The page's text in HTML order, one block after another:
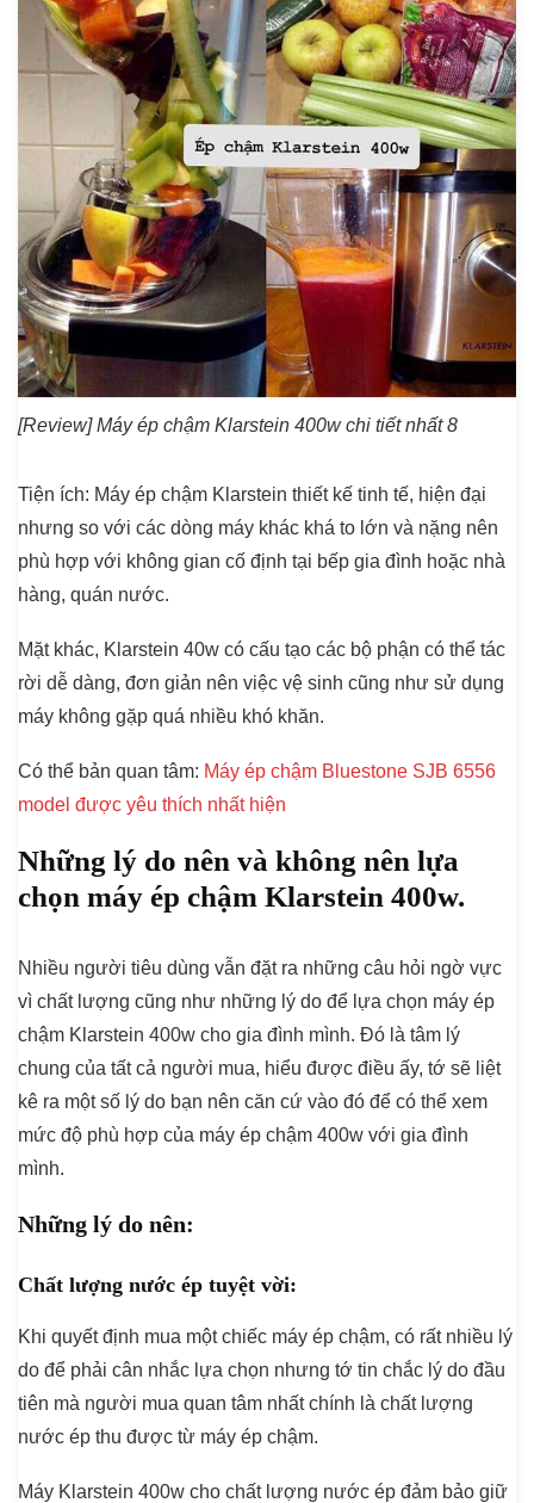
[Review] Máy ép chậm Klarstein 400w chi tiết nhất 8
Tiện ích: Máy ép chậm Klarstein thiết kế tinh tế, hiện đại
nhưng so với các dòng máy khác khá to lớn và nặng nên
phù hợp với không gian cố định tại bếp gia đình hoặc nhà
hàng, quán nước.
Mặt khác, Klarstein 40w có cấu tạo các bộ phận có thể tác
rời dễ dàng, đơn giản nên việc vệ sinh cũng như sử dụng
máy không gặp quá nhiều khó khăn.
Có thể bản quan tâm: Máy ép chậm Bluestone SJB 6556
model được yêu thích nhất hiện
Những lý do nên và không nên lựa
chọn máy ép chậm Klarstein 400w.
Nhiều người tiêu dùng vẫn đặt ra những câu hỏi ngờ vực
vì chất lượng cũng như những lý do để lựa chọn máy ép
chậm Klarstein 400w cho gia đình mình. Đó là tâm lý
chung của tất cả người mua, hiểu được điều ấy, tớ sẽ liệt
kê ra một số lý do bạn nên căn cứ vào đó để có thể xem
mức độ phù hợp của máy ép chậm 400w với gia đình
mình.
Những lý do nên:
Chất lượng nước ép tuyệt vời:
Khi quyết định mua một chiếc máy ép chậm, có rất nhiều lý
do để phải cân nhắc lựa chọn nhưng tớ tin chắc lý do đầu
tiên mà người mua quan tâm nhất chính là chất lượng
nước ép thu được từ máy ép chậm.
Máy Klarstein 400w cho chất lượng nước ép đảm bảo giữ